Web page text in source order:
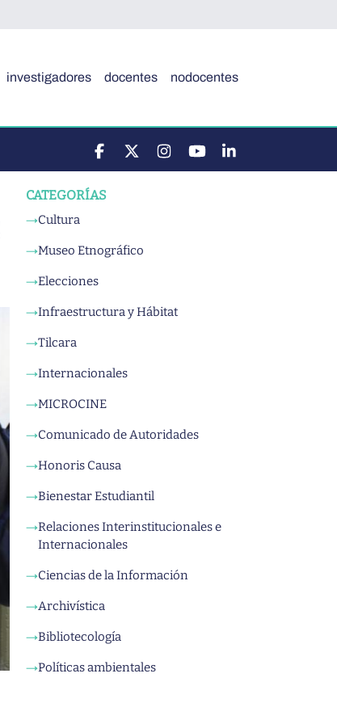
investigadores docentes nodocentes
CATEGORÍAS
→Cultura
→Museo Etnográfico
→Elecciones
→Infraestructura y Hábitat
→Tilcara
→Internacionales
→MICROCINE
→Comunicado de Autoridades
→Honoris Causa
→Bienestar Estudiantil
→Relaciones Interinstitucionales e
Internacionales
→Ciencias de la Información
→Archivística
→Bibliotecología
→Políticas ambientales